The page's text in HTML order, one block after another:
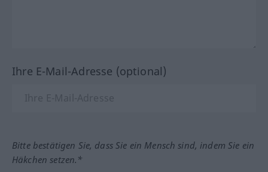
Ihre E-Mail-Adresse (optional)
Bitte bestätigen Sie, dass Sie ein Mensch sind, indem Sie ein
Häkchen setzen.*